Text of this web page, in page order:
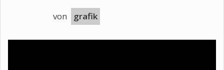
von grafik